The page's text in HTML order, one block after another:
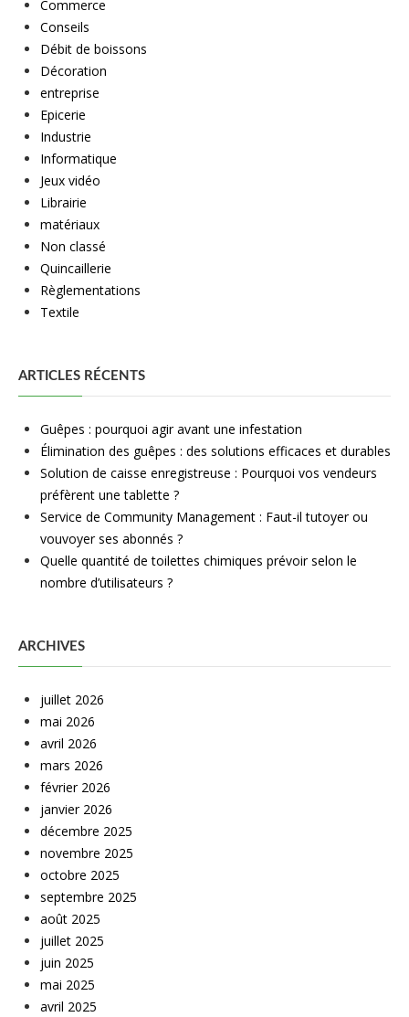
Commerce
Conseils
Débit de boissons
Décoration
entreprise
Epicerie
Industrie
Informatique
Jeux vidéo
Librairie
matériaux
Non classé
Quincaillerie
Règlementations
Textile
ARTICLES RÉCENTS
Guêpes : pourquoi agir avant une infestation
Élimination des guêpes : des solutions efficaces et durables
Solution de caisse enregistreuse : Pourquoi vos vendeurs
préfèrent une tablette ?
Service de Community Management : Faut-il tutoyer ou
vouvoyer ses abonnés ?
Quelle quantité de toilettes chimiques prévoir selon le
nombre d’utilisateurs ?
ARCHIVES
juillet 2026
mai 2026
avril 2026
mars 2026
février 2026
janvier 2026
décembre 2025
novembre 2025
octobre 2025
septembre 2025
août 2025
juillet 2025
juin 2025
mai 2025
avril 2025